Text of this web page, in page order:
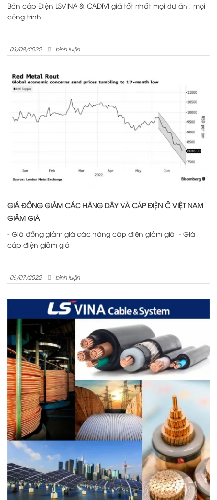
Bán cáp Điện LSVINA & CADIVI giá tốt nhất mọi dự án , mọi
công trình
03/08/2022 bình luận
GIÁ ĐỒNG GIẢM CÁC HÃNG DÂY VÀ CÁP ĐIỆN Ở VIỆT NAM
GIẢM GIÁ
- Giá đồng giảm giá các hàng cáp điện giảm giá - Giá
cáp điện giảm giá
06/07/2022 bình luận